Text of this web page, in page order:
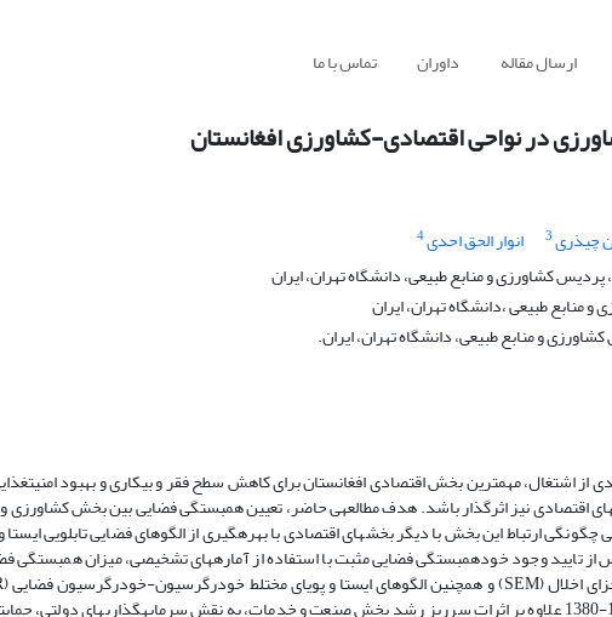
ارسال مقاله داوران تماس با ما
در نواحی اقتصادی-کشاورزی افغانستان
چیذری3 انوار الحق احدی4
کشاورزی و منابع طبیعی، دانشگاه تهران، ایران
طبیعی ،دانشگاه تهران، ایران
و منابع طبیعی، دانشگاه تهران، ایران.
با سهم 20 درصدی از تولید ناخالص داخلی و سهم 45 درصدی از اشتغال، مهم­ترین بخش­ اقتصادی افغانستان برای کاهش سطح فقر و بیکاری و بهبود
اقتصادی نیز اثرگذار باشد. هدف مطالعه­ی حاضر، تعیین همبستگی فضایی بین بخش کشاورزی
تایید وجود خودهمبستگی فضایی مثبت با استفاده از آماره­های تشخیصی، میزان همبستگی